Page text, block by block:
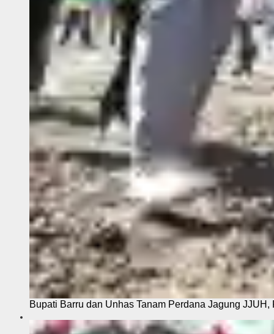
Bupati Barru dan Unhas Tanam Perdana Jagung